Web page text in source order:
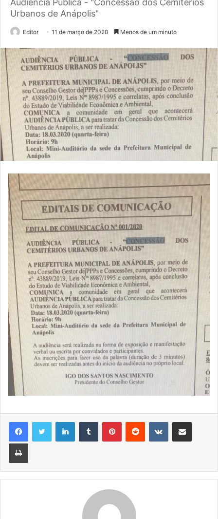
Audiência Pública - "Concessão dos Cemitérios
Urbanos de Anápolis"
Editor 11 de março de 2020 Menos de um minuto
LinkedinTumblr PinterestReddit VK Compartilhar via e-mail
Imprimir